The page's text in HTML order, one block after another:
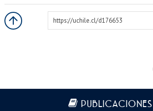
https://uchile.cl/d176653
Más información
PUBLICACIONES